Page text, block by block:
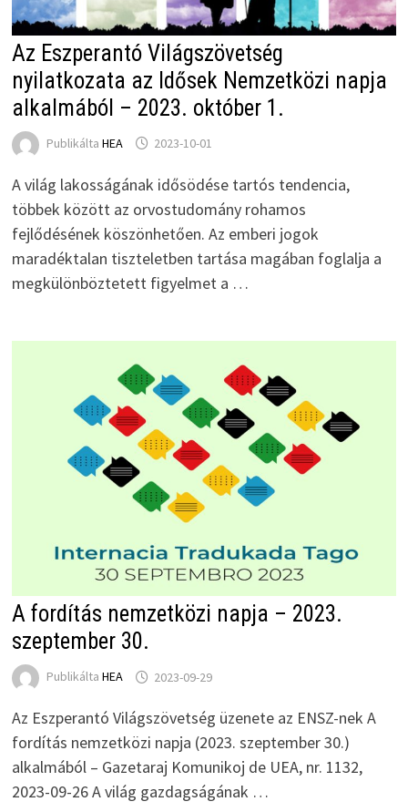
Az Eszperantó Világszövetség
nyilatkozata az Idősek Nemzetközi napja
alkalmából – 2023. október 1.
Publikálta HEA 2023-10-01
A világ lakosságának idősödése tartós tendencia,
többek között az orvostudomány rohamos
fejlődésének köszönhetően. Az emberi jogok
maradéktalan tiszteletben tartása magában foglalja a
megkülönböztetett figyelmet a …
A fordítás nemzetközi napja – 2023.
szeptember 30.
Publikálta HEA 2023-09-29
Az Eszperantó Világszövetség üzenete az ENSZ-nek A
fordítás nemzetközi napja (2023. szeptember 30.)
alkalmából – Gazetaraj Komunikoj de UEA, nr. 1132,
2023-09-26 A világ gazdagságának …